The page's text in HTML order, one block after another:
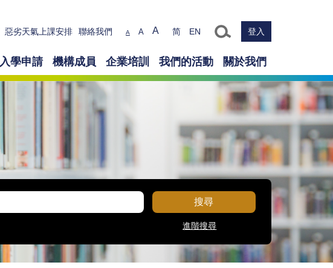
惡劣天氣上課安排 聯絡我們
Text size
A A A 简 EN 登入
入學申請 機構成員 企業培訓 我們的活動 關於我們
搜尋
進階搜尋